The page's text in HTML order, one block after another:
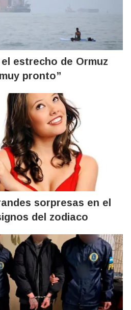
estrecho de Ormuz
pronto”
sorpresas en el
del zodiaco